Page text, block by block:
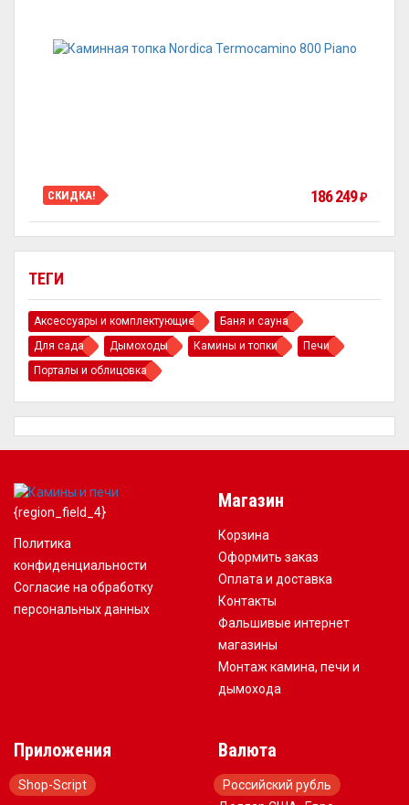
ТЕГИ
Аксессуары и комплектующие
Баня и сауна
Для сада
Дымоходы Камины и топки
Печи
Порталы и облицовка
СКИДКА! 186 249₽
{region_field_4}
Политика
конфиденциальности
Согласие на обработку
персональных данных
Магазин
Корзина
Оформить заказ
Оплата и доставка
Контакты
Фальшивые интернет
магазины
Монтаж камина, печи и
дымохода
Приложения
Shop-Script
Валюта
Российский рубль